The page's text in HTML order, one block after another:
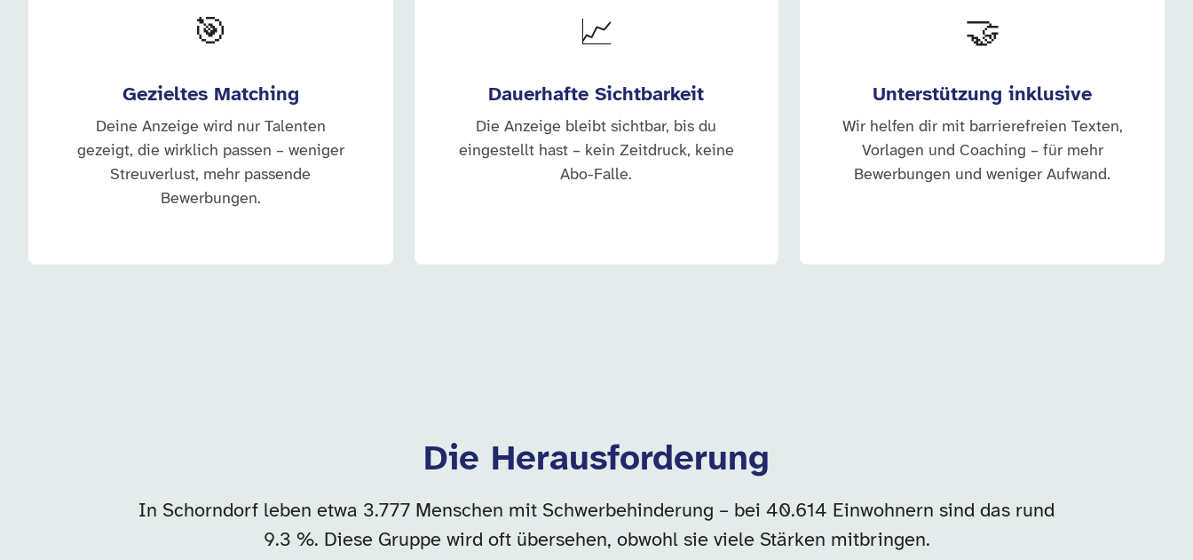
🎯
Gezieltes Matching
Deine Anzeige wird nur Talenten
gezeigt, die wirklich passen – weniger
Streuverlust, mehr passende
Bewerbungen.
📈
Dauerhafte Sichtbarkeit
Die Anzeige bleibt sichtbar, bis du
eingestellt hast – kein Zeitdruck, keine
Abo-Falle.
🤝
Unterstützung inklusive
Wir helfen dir mit barrierefreien Texten,
Vorlagen und Coaching – für mehr
Bewerbungen und weniger Aufwand.
Die Herausforderung
In Schorndorf leben etwa 3.777 Menschen mit Schwerbehinderung – bei 40.614 Einwohnern sind das rund
9.3 %. Diese Gruppe wird oft übersehen, obwohl sie viele Stärken mitbringen.